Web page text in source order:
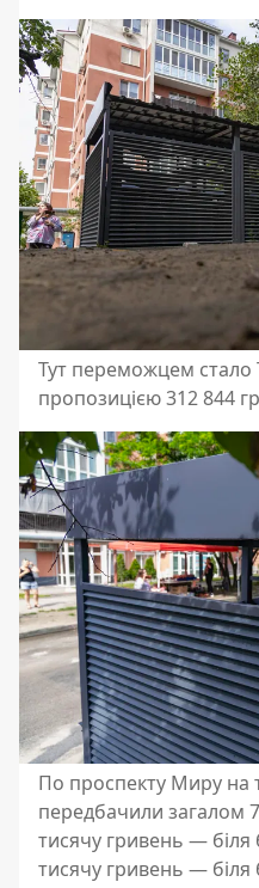
Тут переможцем стало
пропозицією 312 844
По проспекту Миру на
передбачили загалом
тисячу гривень —
тисячу гривень —